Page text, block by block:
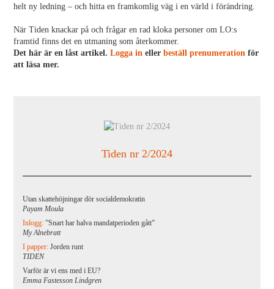
helt ny ledning – och hitta en framkomlig väg i en värld i förändring.
När Tiden knackar på och frågar en rad kloka personer om LO:s
framtid finns det en utmaning som återkommer.
Det här är en låst artikel.Logga in ellerbeställ prenumeration för
att läsa mer.
Tiden nr 2/2024
Utan skattehöjningar dör socialdemokratin
Payam Moula
Inlogg:”Snart har halva mandatperioden gått”
My Alnebratt
I papper:Jorden runt
TIDEN
Varför är vi ens med i EU?
Emma Fastesson Lindgren